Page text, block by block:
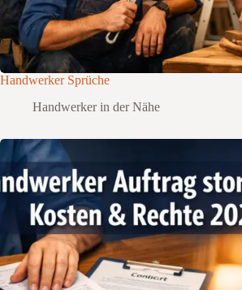
Handwerker Sprüche
Handwerker in der Nähe